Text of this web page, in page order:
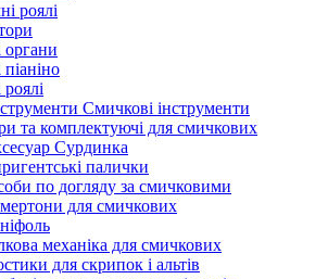
роялі
Смичкові інструменти
та комплектуючі для смичкових
Сурдинка
палички
по догляду за смичковими
для смичкових
механіка для смичкових
для скрипок і альтів